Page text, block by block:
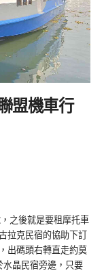
盟機車行
之後就是要租摩托車
拉克民宿的協助下訂
出碼頭右轉直走約莫
水晶民宿旁邊，只要